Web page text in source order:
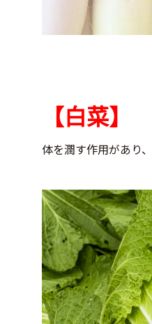
【白菜】
体を潤す作用があり